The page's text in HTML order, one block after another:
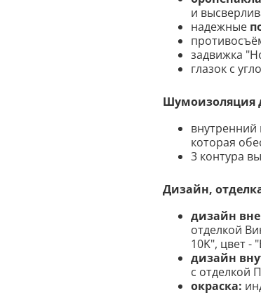
и
надежные
задвижка
глазок с
Шумоизоляция
внутренний
которая
3 контура
Дизайн,
дизайн
отделкой
10K", цвет -
дизайн
с отделкой
окраска: